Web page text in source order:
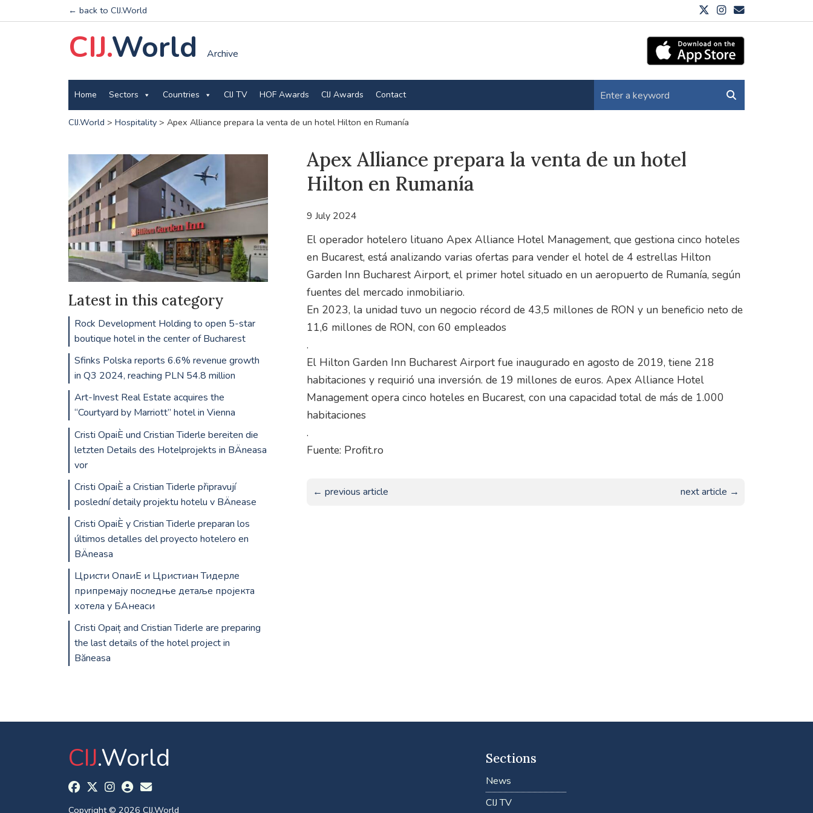
← back to CIJ.World
CIJ.World Archive
Home Sectors Countries CIJ TV HOF Awards CIJ Awards Contact
CIJ.World > Hospitality> Apex Alliance prepara la venta de un hotel Hilton en Rumanía
Apex Alliance prepara la venta de un hotel
Hilton en Rumanía
9 July 2024
El operador hotelero lituano Apex Alliance Hotel Management, que gestiona cinco hoteles
en Bucarest, está analizando varias ofertas para vender el hotel de 4 estrellas Hilton
Garden Inn Bucharest Airport, el primer hotel situado en un aeropuerto de Rumanía, según
fuentes del mercado inmobiliario.
En 2023, la unidad tuvo un negocio récord de 43,5 millones de RON y un beneficio neto de
11,6 millones de RON, con 60 empleados
.
El Hilton Garden Inn Bucharest Airport fue inaugurado en agosto de 2019, tiene 218
habitaciones y requirió una inversión. de 19 millones de euros. Apex Alliance Hotel
Management opera cinco hoteles en Bucarest, con una capacidad total de más de 1.000
habitaciones
.
Fuente: Profit.ro
← previous article next article →
Latest in this category
Rock Development Holding to open 5-star
boutique hotel in the center of Bucharest
Sfinks Polska reports 6.6% revenue growth
in Q3 2024, reaching PLN 54.8 million
Art-Invest Real Estate acquires the
“Courtyard by Marriott” hotel in Vienna
Cristi OpaiÈ und Cristian Tiderle bereiten die
letzten Details des Hotelprojekts in BÄneasa
vor
Cristi OpaiÈ a Cristian Tiderle připravují
poslední detaily projektu hotelu v BÄnease
Cristi OpaiÈ y Cristian Tiderle preparan los
últimos detalles del proyecto hotelero en
BÄneasa
Цристи ОпаиЕ и Цристиан Тидерле
припремају последње детаље пројекта
хотела у БАнеаси
Cristi Opaiț and Cristian Tiderle are preparing
the last details of the hotel project in
Băneasa
CIJ.World
Copyright © 2026 CIJ.World
Sections
News
CIJ TV